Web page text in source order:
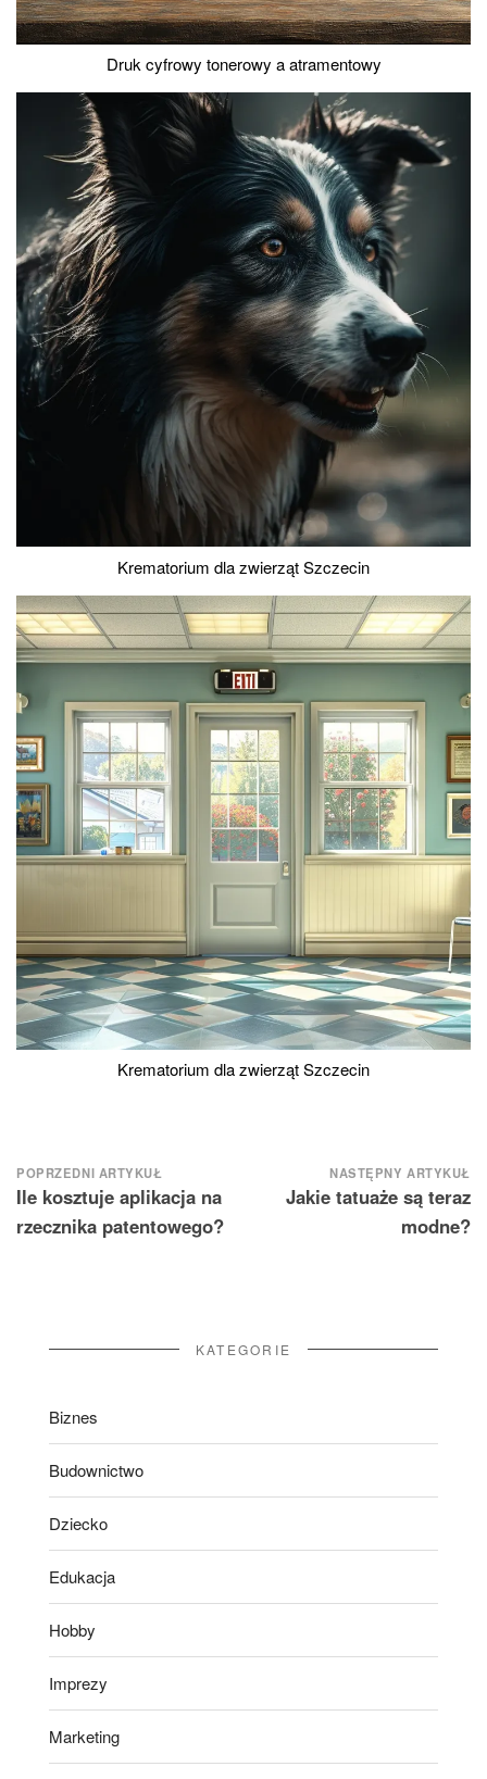
Druk cyfrowy tonerowy a atramentowy
Krematorium dla zwierząt Szczecin
Krematorium dla zwierząt Szczecin
Nawigacja
wpisu
POPRZEDNI ARTYKUŁ
Ile kosztuje aplikacja na
rzecznika patentowego?
NASTĘPNY ARTYKUŁ
Jakie tatuaże są teraz
modne?
KATEGORIE
Biznes
Budownictwo
Dziecko
Edukacja
Hobby
Imprezy
Marketing